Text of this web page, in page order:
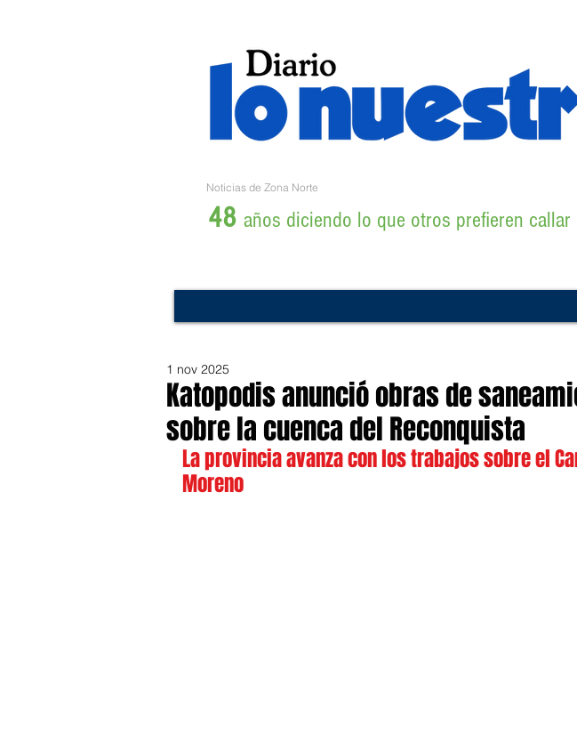
Noticias de Zona Norte
48 años diciendo lo que otros prefieren callar
Katopodis anunció obras de
sobre la cuenca del Reconquista
1 nov 2025
La provincia avanza con los trabajos sobre el
Moreno